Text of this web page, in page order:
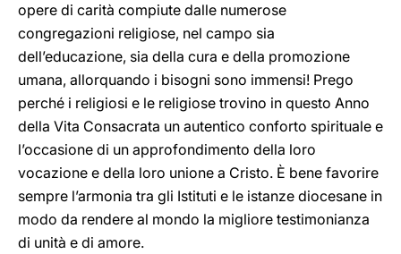
opere di carità compiute dalle numerose
congregazioni religiose, nel campo sia
dell’educazione, sia della cura e della promozione
umana, allorquando i bisogni sono immensi! Prego
perché i religiosi e le religiose trovino in questo Anno
della Vita Consacrata un autentico conforto spirituale e
l’occasione di un approfondimento della loro
vocazione e della loro unione a Cristo. È bene favorire
sempre l’armonia tra gli Istituti e le istanze diocesane in
modo da rendere al mondo la migliore testimonianza
di unità e di amore.